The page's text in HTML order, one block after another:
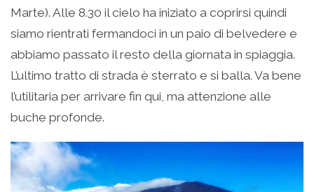
Marte). Alle 8.30 il cielo ha iniziato a coprirsi quindi
siamo rientrati fermandoci in un paio di belvedere e
abbiamo passato il resto della giornata in spiaggia.
L’ultimo tratto di strada è sterrato e si balla. Va bene
l’utilitaria per arrivare fin qui, ma attenzione alle
buche profonde.